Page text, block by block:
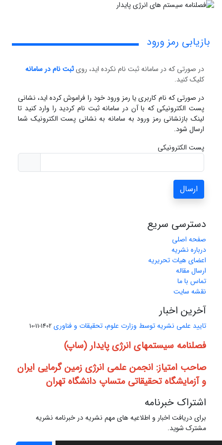
بازیابی رمز ورود
در صورتی که در سامانه ثبت نام نکرده اید، رویثبت نام در سامانه
کلیک کنید.
در صورتی که نام کاربری یا رمز ورود خود را فراموش کرده اید، نشانی
پست الکترونیکی که با آن در سامانه ثبت نام کردید را وارد کنید تا
لینک بازنشانی رمز ورود به سامانه به نشانی پست الکترونیک شما
ارسال شود.
پست الکترونیکی
ارسال
دسترسی سریع
صفحه اصلی
درباره نشریه
اعضای هیات تحریریه
ارسال مقاله
تماس با ما
نقشه سایت
آخرین اخبار
تایید علمی نشریه توسط وزارت علوم، تحقیقات و فناوری 1402-11-10
فصلنامه سیستمهای انرژی پایدار (ساپ)
صاحب امتیاز: انجمن علمی انرژی زمین گرمایی ایران
و آزمایشگاه تحقیقاتی متساپ دانشگاه تهران
اشتراک خبرنامه
برای دریافت اخبار و اطلاعیه های مهم نشریه در خبرنامه نشریه
مشترک شوید.